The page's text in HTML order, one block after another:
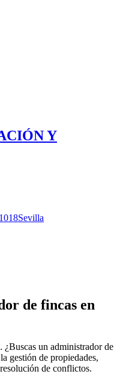
Y
Sevilla
de fincas en
un administrador de
gestión de propiedades,
de conflictos.